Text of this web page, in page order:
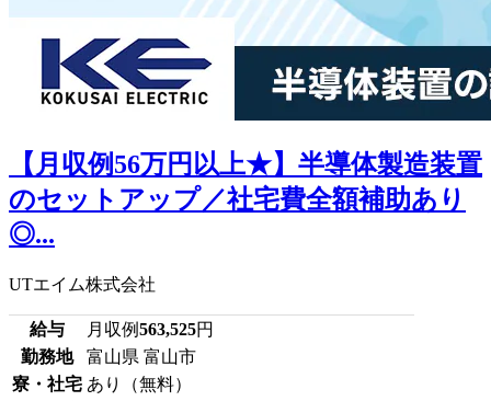
【月収例56万円以上★】半導体製造装置
のセットアップ／社宅費全額補助あり
◎...
UTエイム株式会社
給与 月収例563,525円
勤務地
富山県 富山市
寮・社宅 あり（無料）